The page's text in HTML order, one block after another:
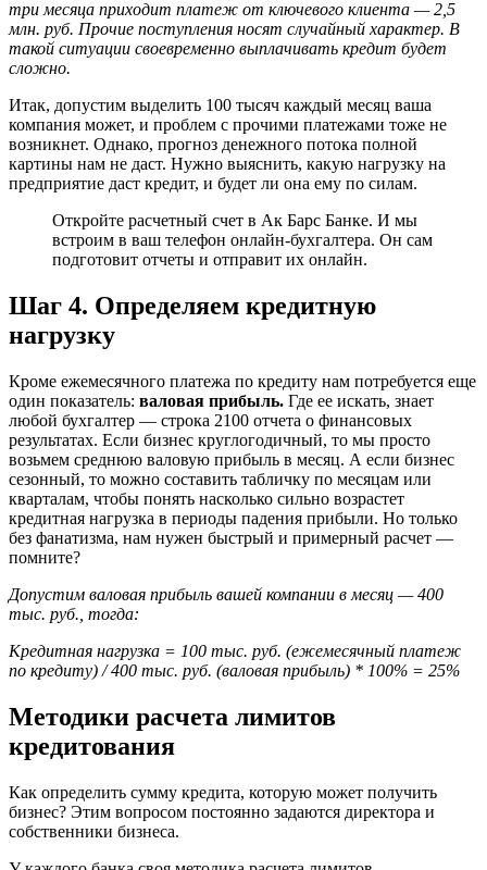
три месяца приходит платеж от ключевого клиента — 2,5
млн. руб. Прочие поступления носят случайный характер. В
такой ситуации своевременно выплачивать кредит будет
сложно.
Итак, допустим выделить 100 тысяч каждый месяц ваша
компания может, и проблем с прочими платежами тоже не
возникнет. Однако, прогноз денежного потока полной
картины нам не даст. Нужно выяснить, какую нагрузку на
предприятие даст кредит, и будет ли она ему по силам.
Откройте расчетный счет в Ак Барс Банке. И мы
встроим в ваш телефон онлайн-бухгалтера. Он сам
подготовит отчеты и отправит их онлайн.
Шаг 4. Определяем кредитную
нагрузку
Кроме ежемесячного платежа по кредиту нам потребуется еще
один показатель: валовая прибыль. Где ее искать, знает
любой бухгалтер — строка 2100 отчета о финансовых
результатах. Если бизнес круглогодичный, то мы просто
возьмем среднюю валовую прибыль в месяц. А если бизнес
сезонный, то можно составить табличку по месяцам или
кварталам, чтобы понять насколько сильно возрастет
кредитная нагрузка в периоды падения прибыли. Но только
без фанатизма, нам нужен быстрый и примерный расчет —
помните?
Допустим валовая прибыль вашей компании в месяц — 400
тыс. руб., тогда:
Кредитная нагрузка = 100 тыс. руб. (ежемесячный платеж
по кредиту) / 400 тыс. руб. (валовая прибыль) * 100% = 25%
Методики расчета лимитов
кредитования
Как определить сумму кредита, которую может получить
бизнес? Этим вопросом постоянно задаются директора и
собственники бизнеса.